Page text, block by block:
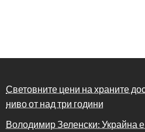
Световните цени на храните
ниво от над три години
Володимир Зеленски: Украйна